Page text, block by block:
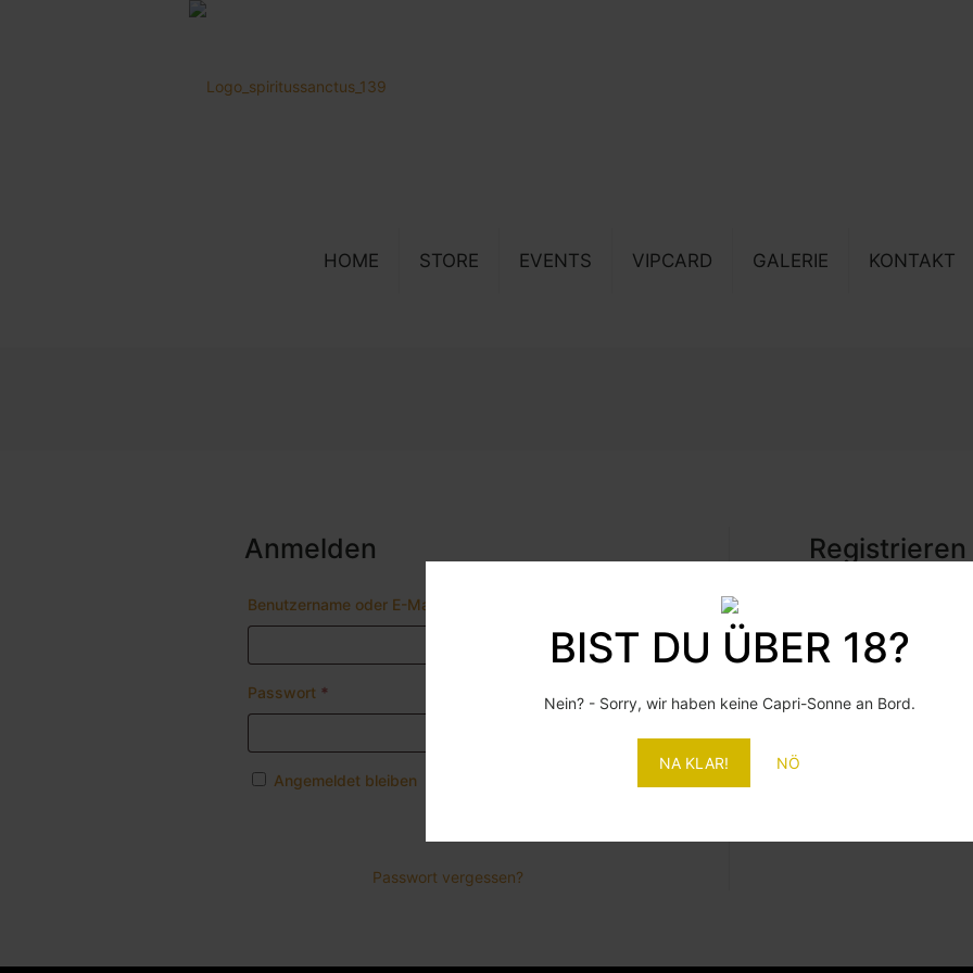
BIST DU ÜBER 18?
Nein? - Sorry, wir haben keine Capri-Sonne an Bord.
NA KLAR! NÖ
HOME STORE EVENTS VIPCARD GALERIE KONTAKT
Anmelden
Benutzername oder E-Mail-Adresse
Passwort *
Angemeldet bleiben
Passwort vergessen?
Registrieren
Ein Link zum
deine E-